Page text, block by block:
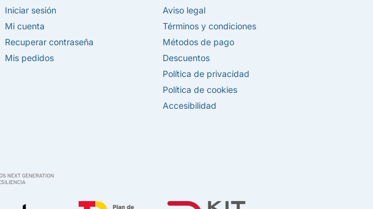
Iniciar sesión
Mi cuenta
Recuperar contraseña
Mis pedidos
Aviso legal
Términos y condiciones
Métodos de pago
Descuentos
Política de privacidad
Política de cookies
Accesibilidad